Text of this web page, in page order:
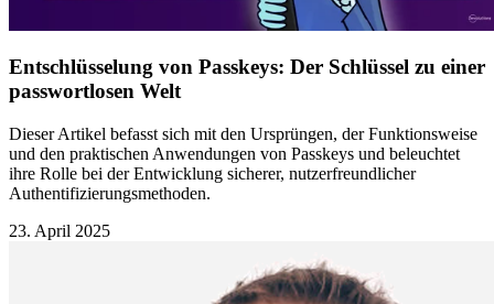
Entschlüsselung von Passkeys: Der Schlüssel zu einer
passwortlosen Welt
Dieser Artikel befasst sich mit den Ursprüngen, der Funktionsweise
und den praktischen Anwendungen von Passkeys und beleuchtet
ihre Rolle bei der Entwicklung sicherer, nutzerfreundlicher
Authentifizierungsmethoden.
23. April 2025